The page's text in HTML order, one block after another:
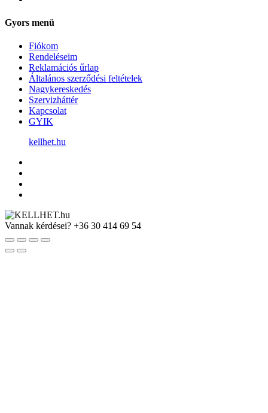
Gyors menü
Fiókom
Rendeléseim
Reklamációs űrlap
Általános szerződési feltételek
Nagykereskedés
Szervizháttér
Kapcsolat
GYIK
kellhet.hu
Vannak kérdései? +36 30 414 69 54